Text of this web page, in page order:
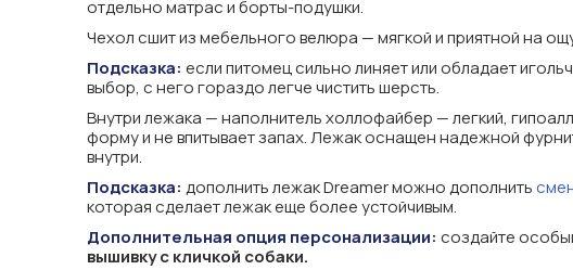
отдельно матрас и борты-подушки.
Чехол сшит из мебельного велюра — мягкой и приятной на
Подсказка: если питомец сильно линяет или обладает
выбор, с него гораздо легче чистить шерсть.
Внутри лежака — наполнитель холлофайбер — легкий,
форму и не впитывает запах. Лежак оснащен надежной
внутри.
Подсказка: дополнить лежак Dreamer можно дополнить
которая сделает лежак еще более устойчивым.
Дополнительная опция персонализации: создайте
вышивку с кличкой собаки.